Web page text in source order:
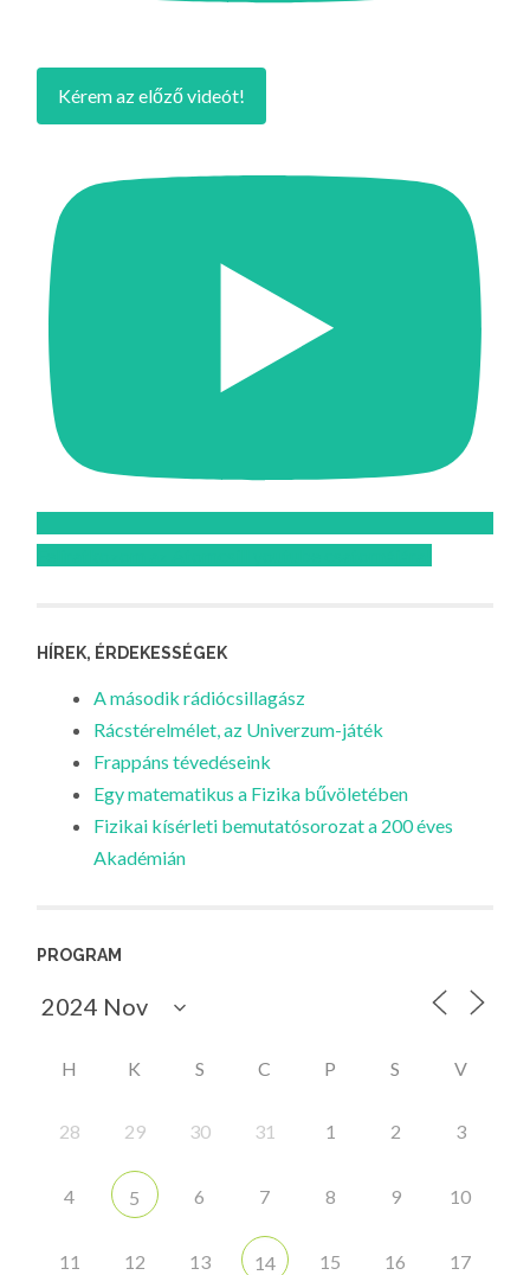
Kérem az előző videót!
HÍREK, ÉRDEKESSÉGEK
A második rádiócsillagász
Rácstérelmélet, az Univerzum-játék
Frappáns tévedéseink
Egy matematikus a Fizika bűvöletében
Fizikai kísérleti bemutatósorozat a 200 éves
Akadémián
PROGRAM
H K S C P S V
28 29 30 31 1 2 3
4 5 6 7 8 9 10
11 12 13 14 15 16 17